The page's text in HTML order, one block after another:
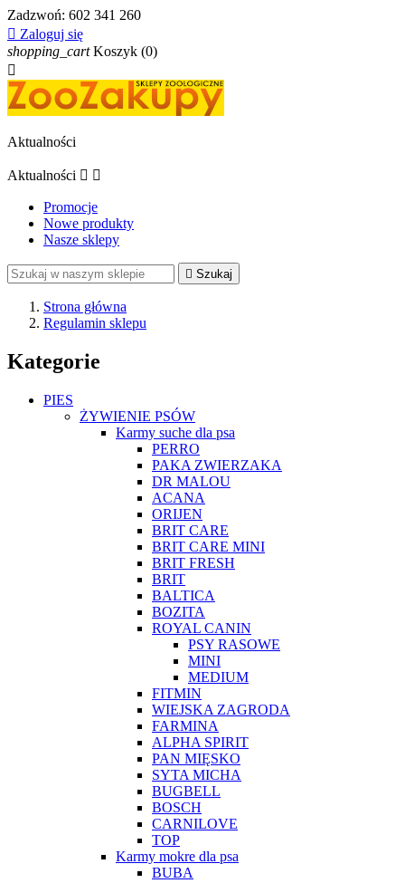
Zadzwoń: 602 341 260
 Zaloguj się
shopping_cart Koszyk (0)

Aktualności
Aktualności  
Promocje
Nowe produkty
Nasze sklepy
 Szukaj
Strona główna
Regulamin sklepu
Kategorie
PIES
ŻYWIENIE PSÓW
Karmy suche dla psa
PERRO
PAKA ZWIERZAKA
DR MALOU
ACANA
ORIJEN
BRIT CARE
BRIT CARE MINI
BRIT FRESH
BRIT
BALTICA
BOZITA
ROYAL CANIN
PSY RASOWE
MINI
MEDIUM
FITMIN
WIEJSKA ZAGRODA
FARMINA
ALPHA SPIRIT
PAN MIĘSKO
SYTA MICHA
BUGBELL
BOSCH
CARNILOVE
TOP
Karmy mokre dla psa
BUBA